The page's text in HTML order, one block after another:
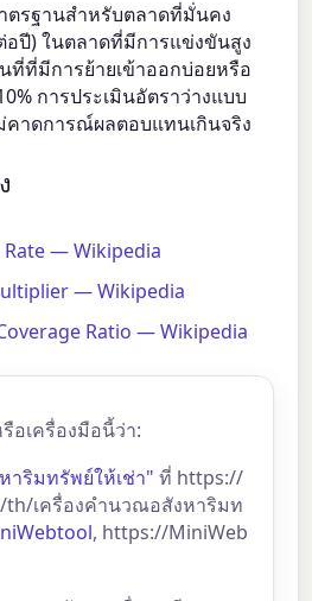
ตรฐานสำหรับตลาดที่มั่นคง
ปี) ในตลาดที่มีการแข่งขันสูง
ที่ที่มีการย้ายเข้าออกบ่อยหรือ
การประเมินอัตราว่างแบบ
คาดการณ์ผลตอบแทนเกินจริง
— Wikipedia
— Wikipedia
Ratio — Wikipedia
อเครื่องมือนี้ว่า:
าริมทรัพย์ให้เช่า" ที่ https://
th/เครื่องคำนวณอสังหาริมท
, https://MiniWeb